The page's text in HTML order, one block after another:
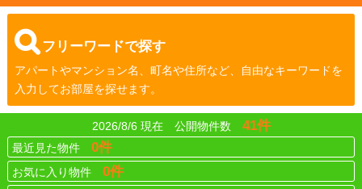
株式会社 山仁コーポレーショ
フリーワードで探す
アパートやマンション名、町名や住所など、自由なキーワードを
入力してお部屋を探せます。
2026/8/6 現在 公開物件数 41件
最近見た物件 0件
お気に入り物件 0件